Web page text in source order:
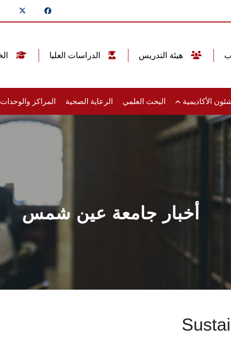
الأكاديمية البحث العلمي الرعاية الصحية المراكز والوحدات
أخبار جامعة عين شمس